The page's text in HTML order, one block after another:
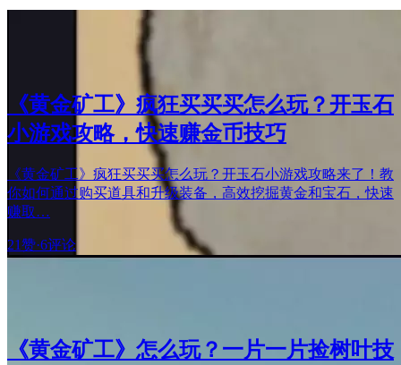
《黄金矿工》疯狂买买买怎么玩？开玉石
小游戏攻略，快速赚金币技巧
《黄金矿工》疯狂买买买怎么玩？开玉石小游戏攻略来了！教
你如何通过购买道具和升级装备，高效挖掘黄金和宝石，快速
赚取…
21赞·6评论
《黄金矿工》怎么玩？一片一片捡树叶技